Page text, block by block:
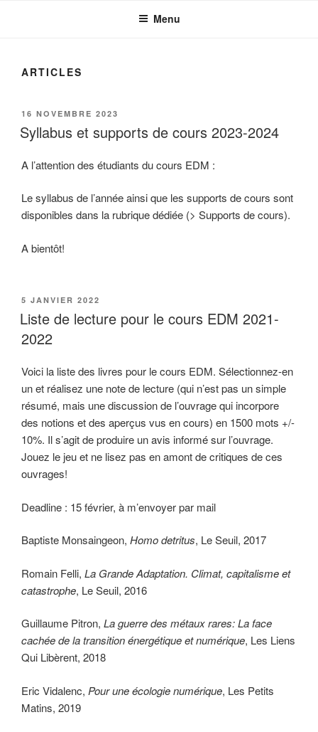
Menu
ARTICLES
PUBLIÉ
LE
16 NOVEMBRE 2023
Syllabus et supports de cours 2023-2024
A l’attention des étudiants du cours EDM :
Le syllabus de l’année ainsi que les supports de cours sont
disponibles dans la rubrique dédiée (> Supports de cours).
A bientôt!
PUBLIÉ
LE
5 JANVIER 2022
Liste de lecture pour le cours EDM 2021-
2022
Voici la liste des livres pour le cours EDM. Sélectionnez-en
un et réalisez une note de lecture (qui n’est pas un simple
résumé, mais une discussion de l’ouvrage qui incorpore
des notions et des aperçus vus en cours) en 1500 mots +/-
10%. Il s’agit de produire un avis informé sur l’ouvrage.
Jouez le jeu et ne lisez pas en amont de critiques de ces
ouvrages!
Deadline : 15 février, à m’envoyer par mail
Baptiste Monsaingeon, Homo detritus, Le Seuil, 2017
Romain Felli, La Grande Adaptation. Climat, capitalisme et
catastrophe, Le Seuil, 2016
Guillaume Pitron, La guerre des métaux rares: La face
cachée de la transition énergétique et numérique, Les Liens
Qui Libèrent, 2018
Eric Vidalenc, Pour une écologie numérique, Les Petits
Matins, 2019